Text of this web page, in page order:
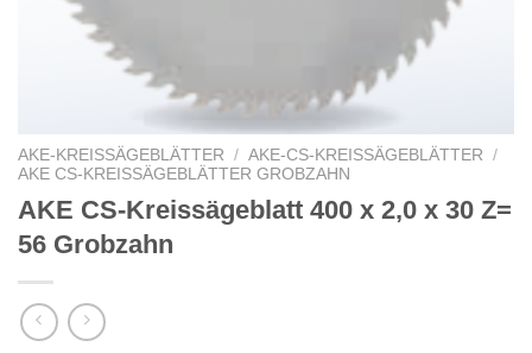
AKE-KREISSÄGEBLÄTTER / AKE-CS-KREISSÄGEBLÄTTER
/
AKE CS-KREISSÄGEBLÄTTER GROBZAHN
AKE CS-Kreissägeblatt 400 x 2,0 x 30 Z=
56 Grobzahn